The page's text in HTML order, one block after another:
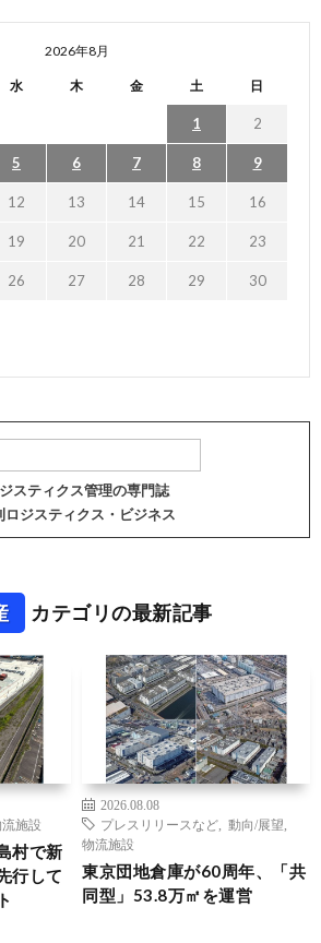
2026年8月
水 木 金 土 日
1 2
5 6 7 8 9
12 13 14 15 16
19 20 21 22 23
26 27 28 29 30
スティクス管理の専門誌
ロジスティクス・ビジネス
カテゴリの最新記事
流施設
村で新
行して
2026.08.08
プレスリリースなど
動向/展望
物流施設
東京団地倉庫が60周年、「共
同型」53.8万㎡を運営